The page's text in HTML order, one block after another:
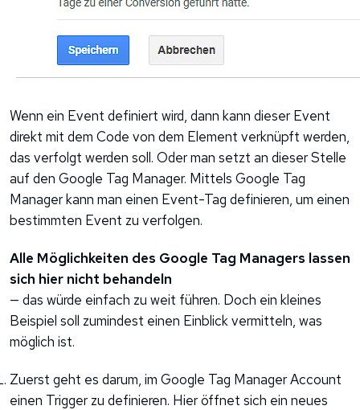
Wenn ein Event definiert wird, dann kann dieser Event
direkt mit dem Code von dem Element verknüpft werden,
das verfolgt werden soll. Oder man setzt an dieser Stelle
auf den Google Tag Manager. Mittels Google Tag
Manager kann man einen Event-Tag definieren, um einen
bestimmten Event zu verfolgen.
Alle Möglichkeiten des Google Tag Managers lassen
sich hier nicht behandeln
— das würde einfach zu weit führen. Doch ein kleines
Beispiel soll zumindest einen Einblick vermitteln, was
möglich ist.
Zuerst geht es darum, im Google Tag Manager Account
einen Trigger zu definieren. Hier öffnet sich ein neues